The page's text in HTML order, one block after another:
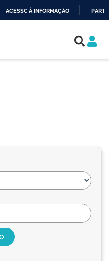
ACESSO À INFORMAÇÃO